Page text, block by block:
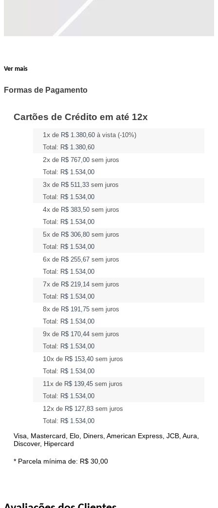
Ver mais
Formas de Pagamento
Cartões de Crédito em até 12x
1x de R$ 1.380,60 à vista (-10%)
Total: R$ 1.380,60
2x de R$ 767,00 sem juros
Total: R$ 1.534,00
3x de R$ 511,33 sem juros
Total: R$ 1.534,00
4x de R$ 383,50 sem juros
Total: R$ 1.534,00
5x de R$ 306,80 sem juros
Total: R$ 1.534,00
6x de R$ 255,67 sem juros
Total: R$ 1.534,00
7x de R$ 219,14 sem juros
Total: R$ 1.534,00
8x de R$ 191,75 sem juros
Total: R$ 1.534,00
9x de R$ 170,44 sem juros
Total: R$ 1.534,00
10x de R$ 153,40 sem juros
Total: R$ 1.534,00
11x de R$ 139,45 sem juros
Total: R$ 1.534,00
12x de R$ 127,83 sem juros
Total: R$ 1.534,00
Visa, Mastercard, Elo, Diners, American Express, JCB, Aura,
Discover, Hipercard
* Parcela mínima de: R$ 30,00